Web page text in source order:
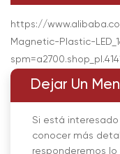
https://
Magnetic-Plastic-
Dejar Un
Si está
conocer más
responderemos lo